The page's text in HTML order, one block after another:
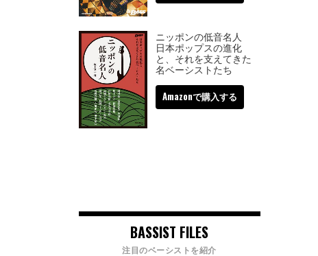
ニッポンの低音名人
日本ポップスの進化
と、それを支えてきた
名ベーシストたち
Amazonで購入する
BASSIST FILES
注目のベーシストを紹介